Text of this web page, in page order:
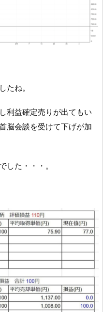
たね。
利益確定売りが出てもい
脳会談を受けて下げが加
した・・・。